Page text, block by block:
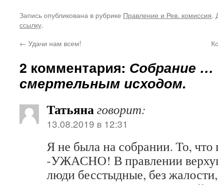
Запись опубликована в рубрике Правление и Рев. комиссия.
ссылку.
← Удачи нам всем!
2 комментария: Собрание …
смертельным исходом.
Татьянаговорит:
13.08.2019 в 12:31
Я не была на собрании. То, что
-УЖАСНО! В правлении
люди бесстыдные, без